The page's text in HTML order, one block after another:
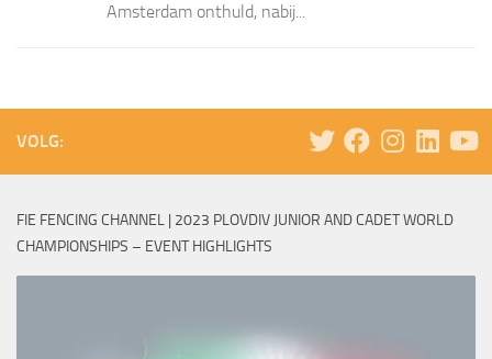
Amsterdam onthuld, nabij...
VOLG:
FIE FENCING CHANNEL | 2023 PLOVDIV JUNIOR AND CADET WORLD
CHAMPIONSHIPS – EVENT HIGHLIGHTS